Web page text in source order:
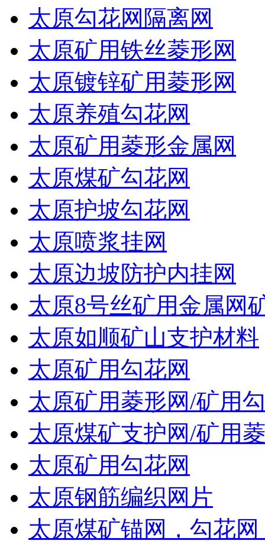
太原勾花网隔离网
太原矿用铁丝菱形网
太原镀锌矿用菱形网
太原养殖勾花网
太原矿用菱形金属网
太原煤矿勾花网
太原护坡勾花网
太原喷浆挂网
太原边坡防护内挂网
太原8号丝矿用金属网
太原如顺矿山支护材料
太原矿用勾花网
太原矿用菱形网/矿用
太原煤矿支护网/矿用
太原矿用勾花网
太原钢筋编织网片
太原煤矿锚网，勾花